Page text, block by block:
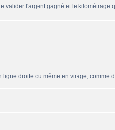
valider l'argent gagné et le kilométrage
ligne droite ou même en virage, comme